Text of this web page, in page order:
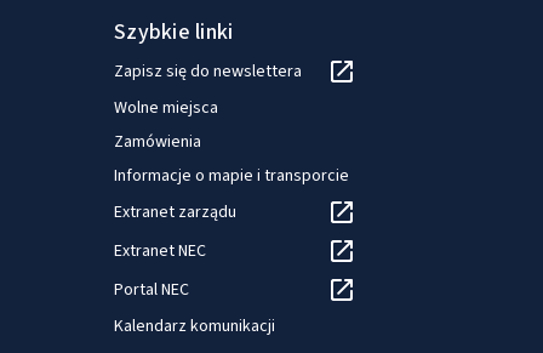
Szybkie linki
Zapisz się do newslettera
Wolne miejsca
Zamówienia
Informacje o mapie i transporcie
Extranet zarządu
Extranet NEC
Portal NEC
Kalendarz komunikacji